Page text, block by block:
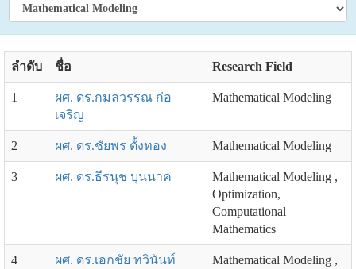
ลำดับ ชื่อ Research Field
1
ผศ. ดร.กมลวรรณ ก่อ
เจริญ
Mathematical Modeling
2 ผศ. ดร.ชัยพร ตั้งทอง Mathematical Modeling
3 ผศ. ดร.ธีรนุช บุนนาค
Mathematical Modeling ,
Optimization,
Computational
Mathematics
4 ผศ. ดร.เอกชัย ทวินันท์
Mathematical Modeling ,